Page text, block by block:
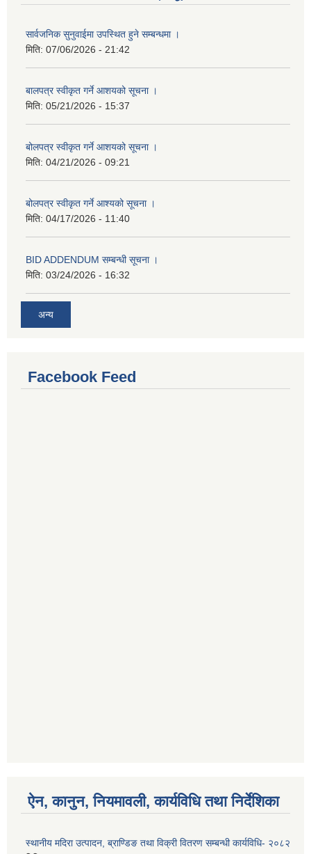
सार्वजनिक सुनुवाईमा उपस्थित हुने सम्बन्धमा ।
मिति: 07/06/2026 - 21:42
बालपत्र स्वीकृत गर्ने आशयको सूचना ।
मिति: 05/21/2026 - 15:37
बोलपत्र स्वीकृत गर्ने आशयको सूचना ।
मिति: 04/21/2026 - 09:21
बोलपत्र स्वीकृत गर्ने आश्यको सूचना ।
मिति: 04/17/2026 - 11:40
BID ADDENDUM सम्बन्धी सूचना ।
मिति: 03/24/2026 - 16:32
अन्य
Facebook Feed
ऐन, कानुन, नियमावली, कार्यविधि तथा निर्देशिका
स्थानीय मदिरा उत्पादन, ब्राण्डिङ तथा विक्री वितरण सम्बन्धी कार्यविधि- २०८२